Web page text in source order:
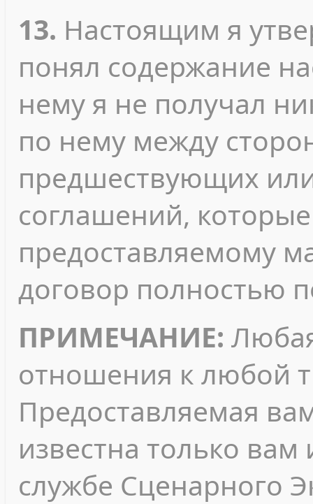
13. Настоящим я
понял содержание
нему я не получал
по нему между
предшествующих
соглашений, которые
предоставляемому
договор полностью
ПРИМЕЧАНИЕ:
отношения к любой
Предоставляемая
известна только
службе Сценарного